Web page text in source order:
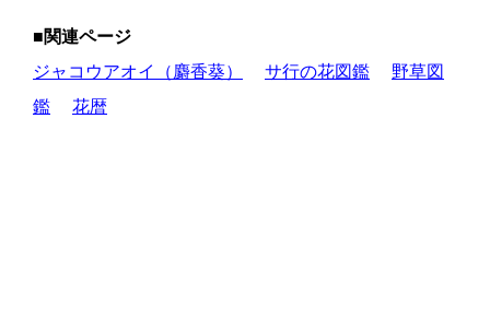
■関連ページ
ジャコウアオイ（麝香葵）
サ行の花図鑑
野草図
鑑
花暦